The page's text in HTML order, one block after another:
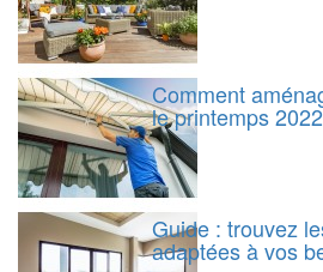
Comment
le printemps 2022
Guide : trouvez
adaptées à vos